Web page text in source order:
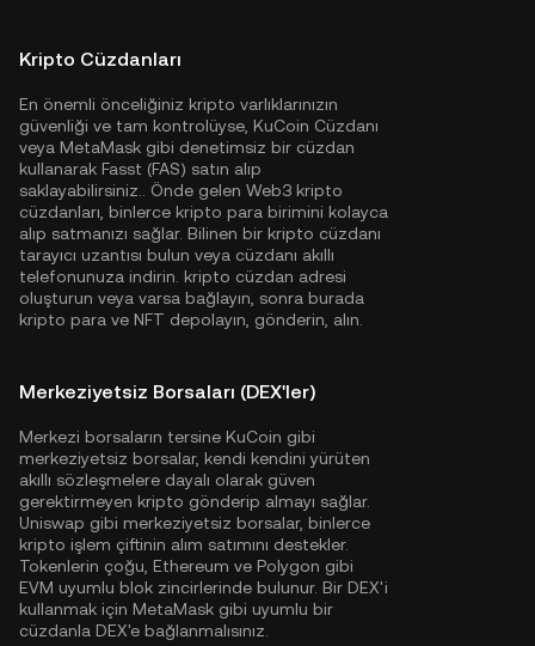
Kripto Cüzdanları
En önemli önceliğiniz kripto varlıklarınızın
güvenliği ve tam kontrolüyse, KuCoin Cüzdanı
veya MetaMask gibi denetimsiz bir cüzdan
kullanarak Fasst (FAS) satın alıp
saklayabilirsiniz.. Önde gelen Web3 kripto
cüzdanları, binlerce kripto para birimini kolayca
alıp satmanızı sağlar. Bilinen bir kripto cüzdanı
tarayıcı uzantısı bulun veya cüzdanı akıllı
telefonunuza indirin. kripto cüzdan adresi
oluşturun veya varsa bağlayın, sonra burada
kripto para ve NFT depolayın, gönderin, alın.
Merkeziyetsiz Borsaları (DEX'ler)
Merkezi borsaların tersine KuCoin gibi
merkeziyetsiz borsalar, kendi kendini yürüten
akıllı sözleşmelere dayalı olarak güven
gerektirmeyen kripto gönderip almayı sağlar.
Uniswap gibi merkeziyetsiz borsalar, binlerce
kripto işlem çiftinin alım satımını destekler.
Tokenlerin çoğu, Ethereum ve Polygon gibi
EVM uyumlu blok zincirlerinde bulunur. Bir DEX'i
kullanmak için MetaMask gibi uyumlu bir
cüzdanla DEX'e bağlanmalısınız.